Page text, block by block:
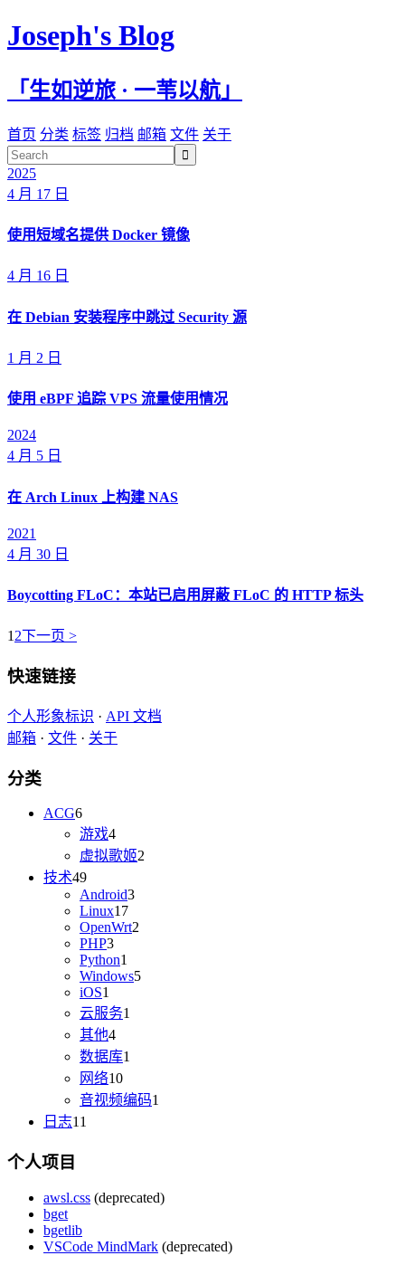
Joseph's Blog
「生如逆旅 · 一苇以航」
首页 分类 标签 归档 邮箱 文件 关于

2025
4 月 17 日
使用短域名提供 Docker 镜像
4 月 16 日
在 Debian 安装程序中跳过 Security 源
1 月 2 日
使用 eBPF 追踪 VPS 流量使用情况
2024
4 月 5 日
在 Arch Linux 上构建 NAS
2021
4 月 30 日
Boycotting FLoC：本站已启用屏蔽 FLoC 的 HTTP 标头
12下一页 >
快速链接
个人形象标识 · API 文档
邮箱 · 文件 · 关于
分类
ACG6
游戏4
虚拟歌姬2
技术49
Android3
Linux17
OpenWrt2
PHP3
Python1
Windows5
iOS1
云服务1
其他4
数据库1
网络10
音视频编码1
日志11
个人项目
awsl.css (deprecated)
bget
bgetlib
VSCode MindMark (deprecated)